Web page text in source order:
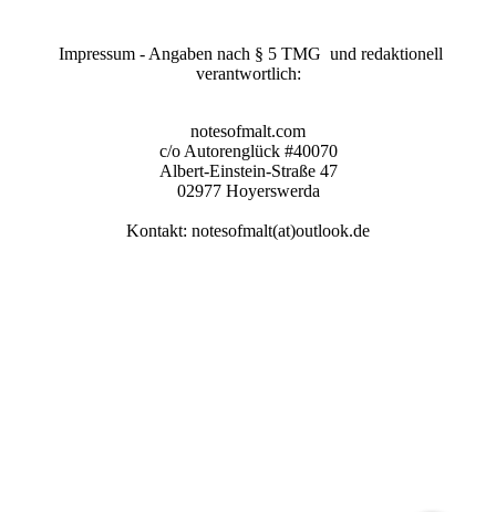
Impressum - Angaben nach § 5 TMG und redaktionell
verantwortlich:
notesofmalt.com
c/o Autorenglück #40070
Albert-Einstein-Straße 47
02977 Hoyerswerda
Kontakt: notesofmalt(at)outlook.de